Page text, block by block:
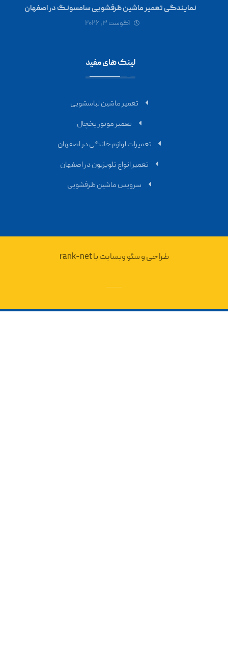
نمایندگی تعمیر ماشین ظرفشویی سامسونگ در اصفهان
آگوست ۳, ۲۰۲۶
لینک های مفید
تعمیر ماشین لباسشویی
تعمیر موتور یخچال
تعمیرات لوازم خانگی در اصفهان
تعمیر انواع تلویزیون در اصفهان
سرویس ماشین ظرفشویی
طراحی و سئو وبسایت با rank-net